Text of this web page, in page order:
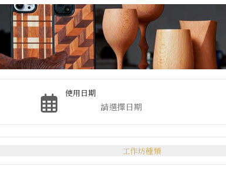
使用日期
工作坊種類